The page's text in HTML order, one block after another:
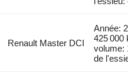
Renault Master DCI
Année:
425 000
volume:
de